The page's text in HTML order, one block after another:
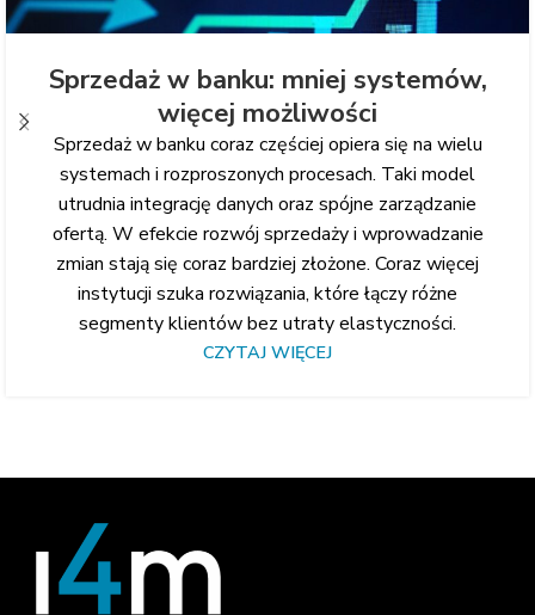
Sprzedaż w banku: mniej systemów,
więcej możliwości
Sprzedaż w banku coraz częściej opiera się na wielu
systemach i rozproszonych procesach. Taki model
utrudnia integrację danych oraz spójne zarządzanie
ofertą. W efekcie rozwój sprzedaży i wprowadzanie
zmian stają się coraz bardziej złożone. Coraz więcej
instytucji szuka rozwiązania, które łączy różne
segmenty klientów bez utraty elastyczności.
CZYTAJ WIĘCEJ